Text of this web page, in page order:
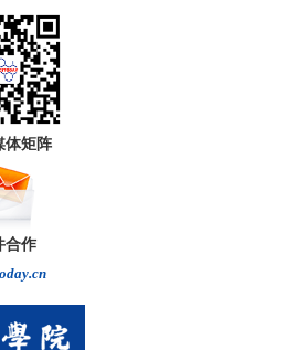
雷达，追问电离层的秘密
体矩阵
合作